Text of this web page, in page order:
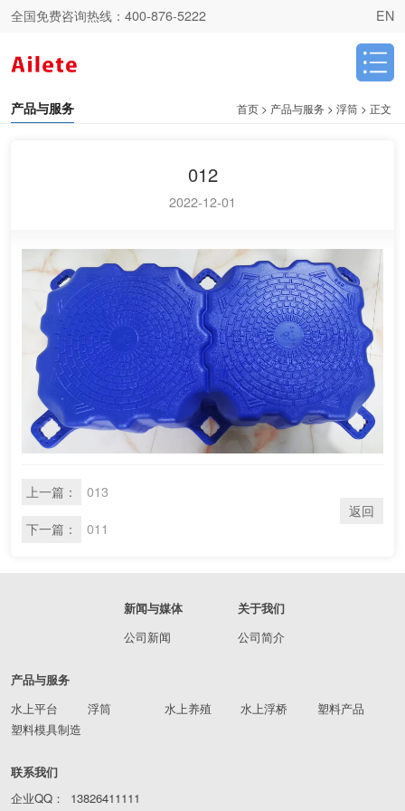
全国免费咨询热线： 400-876-5222 EN
产品与服务 首页 > 产品与服务 > 浮筒 > 正文
012
2022-12-01
上一篇： 013
下一篇： 011
返回
新闻与媒体
公司新闻
关于我们
公司简介
产品与服务
水上平台
浮筒 水上养殖 水上浮桥
塑料产品
塑料模具制造
联系我们
企业QQ：
13826411111